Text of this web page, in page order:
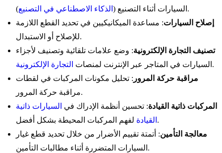
السيارات أثناء التصنيع ( الذكاء الاصطناعي في التصنيع
).
إصلاح السيارات: مساعدة الميكانيكيين في تحديد القطع اللازمة
للإصلاح أو الاستبدال.
تصنيف التجارة الإلكترونية: وضع علامات تلقائية وتصنيف لأجزاء
السيارات في المتاجر عبر الإنترنت لمنصات التجارة الإلكترونية
.
مراقبة حركة المرور : تحليل مكونات المركبات في لقطات
مراقبة حركة المرور.
المركبات ذاتية القيادة: تحسين أنظمة الإدراك في السيارات ذاتية
القيادة لفهم المركبات المحيطة بشكل أفضل.
معالجة التأمين: أتمتة تقييم الأضرار من خلال تحديد قطع غيار
السيارات المتضررة أثناء مطالبات التأمين.